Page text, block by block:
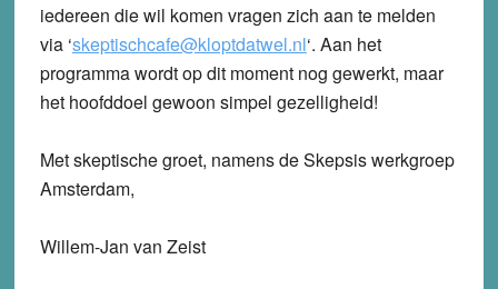
iedereen die wil komen vragen zich aan te melden
via ‘skeptischcafe@kloptdatwel.nl‘. Aan het
programma wordt op dit moment nog gewerkt, maar
het hoofddoel gewoon simpel gezelligheid!
Met skeptische groet, namens de Skepsis werkgroep
Amsterdam,
Willem-Jan van Zeist